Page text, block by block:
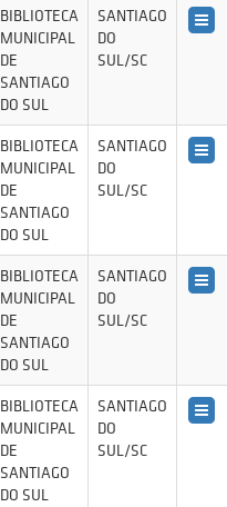
BIBLIOTECA
MUNICIPAL
DE
SANTIAGO
DO SUL
SANTIAGO
DO
SUL/SC
BIBLIOTECA
MUNICIPAL
DE
SANTIAGO
DO SUL
SANTIAGO
DO
SUL/SC
BIBLIOTECA
MUNICIPAL
DE
SANTIAGO
DO SUL
SANTIAGO
DO
SUL/SC
BIBLIOTECA
MUNICIPAL
DE
SANTIAGO
DO SUL
SANTIAGO
DO
SUL/SC